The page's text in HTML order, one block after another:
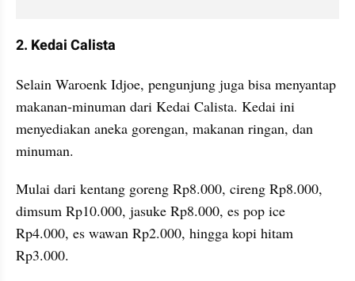
2. Kedai Calista
Selain Waroenk Idjoe, pengunjung juga bisa menyantap
makanan-minuman dari Kedai Calista. Kedai ini
menyediakan aneka gorengan, makanan ringan, dan
minuman.
Mulai dari kentang goreng Rp8.000, cireng Rp8.000,
dimsum Rp10.000, jasuke Rp8.000, es pop ice
Rp4.000, es wawan Rp2.000, hingga kopi hitam
Rp3.000.